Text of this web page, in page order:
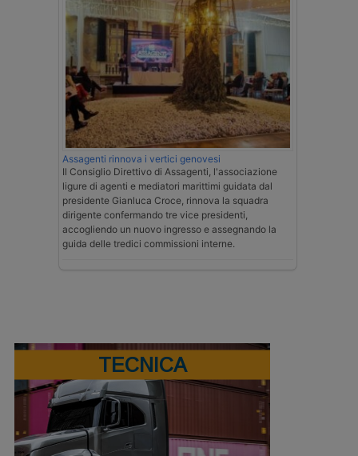
Assagenti rinnova i vertici genovesi
Il Consiglio Direttivo di Assagenti, l'associazione
ligure di agenti e mediatori marittimi guidata dal
presidente Gianluca Croce, rinnova la squadra
dirigente confermando tre vice presidenti,
accogliendo un nuovo ingresso e assegnando la
guida delle tredici commissioni interne.
TECNICA